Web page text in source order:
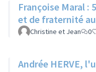
Françoise Maral :
et de fraternité
Christine et Jean 0
Andrée HERVE,